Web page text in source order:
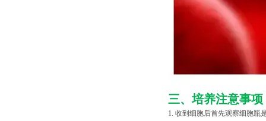
三、培养注意事项
1. 收到细胞后首先观察细胞瓶